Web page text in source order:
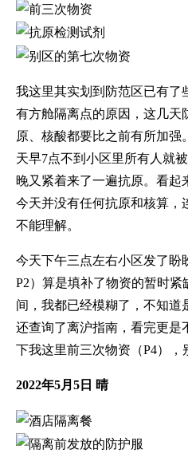
我这里其实划到防范区已有了
有方舱隔离点的原因，这几天
原、核酸都要比之前有所加
天早7点不到小区里所有人就
晚又紧着来了一遍抗原。看起
今天并没有任何抗原和核算，
不能理解。
今天下午三点左右小区发了盼
P2）算是填补了物资的暂时
间，我都已经模糊了，不知道
还查询了离沪指南，看完更是
下我这里前三次物资（P4），
2022年5月5日 晴